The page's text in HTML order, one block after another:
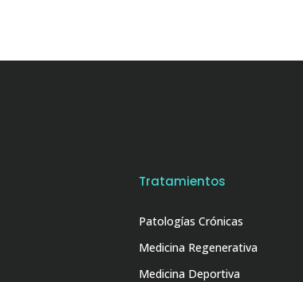
Tratamientos
Patologías Crónicas
Medicina Regenerativa
Medicina Deportiva